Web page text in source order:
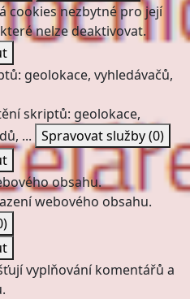
cookies nezbytné pro její
nelze deaktivovat.
geolokace, vyhledávačů,
skriptů: geolokace,
... Spravovat služby(0)
obsahu.
webového obsahu.
vyplňování komentářů a